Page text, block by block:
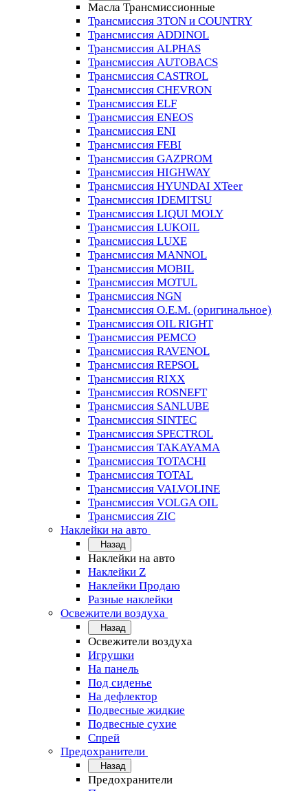
Масла Трансмиссионные
Трансмиссия 3TON и COUNTRY
Трансмиссия ADDINOL
Трансмиссия ALPHAS
Трансмиссия AUTOBACS
Трансмиссия CASTROL
Трансмиссия CHEVRON
Трансмиссия ELF
Трансмиссия ENEOS
Трансмиссия ENI
Трансмиссия FEBI
Трансмиссия GAZPROM
Трансмиссия HIGHWAY
Трансмиссия HYUNDAI XTeer
Трансмиссия IDEMITSU
Трансмиссия LIQUI MOLY
Трансмиссия LUKOIL
Трансмиссия LUXE
Трансмиссия MANNOL
Трансмиссия MOBIL
Трансмиссия MOTUL
Трансмиссия NGN
Трансмиссия O.E.M. (оригинальное)
Трансмиссия OIL RIGHT
Трансмиссия PEMCO
Трансмиссия RAVENOL
Трансмиссия REPSOL
Трансмиссия RIXX
Трансмиссия ROSNEFT
Трансмиссия SANLUBE
Трансмиссия SINTEC
Трансмиссия SPECTROL
Трансмиссия TAKAYAMA
Трансмиссия TOTACHI
Трансмиссия TOTAL
Трансмиссия VALVOLINE
Трансмиссия VOLGA OIL
Трансмиссия ZIC
Наклейки на авто
Назад
Наклейки на авто
Наклейки Z
Наклейки Продаю
Разные наклейки
Освежители воздуха
Назад
Освежители воздуха
Игрушки
На панель
Под сиденье
На дефлектор
Подвесные жидкие
Подвесные сухие
Спрей
Предохранители
Назад
Предохранители